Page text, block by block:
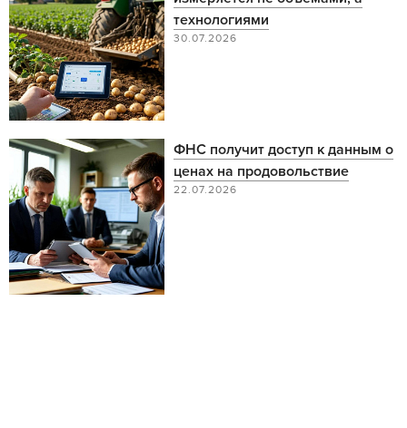
технологиями
30.07.2026
ФНС получит доступ к данным о
ценах на продовольствие
22.07.2026